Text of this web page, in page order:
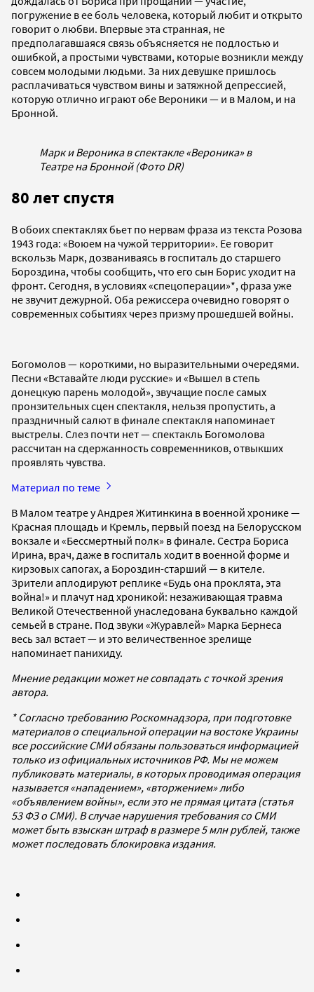
погружение в ее боль человека, который любит и открыто
говорит о любви. Впервые эта странная, не
предполагавшаяся связь объясняется не подлостью и
ошибкой, а простыми чувствами, которые возникли между
совсем молодыми людьми. За них девушке пришлось
расплачиваться чувством вины и затяжной депрессией,
которую отлично играют обе Вероники — и в Малом, и на
Бронной.
Марк и Вероника в спектакле «Вероника» в
Театре на Бронной (Фото DR)
80 лет спустя
В обоих спектаклях бьет по нервам фраза из текста Розова
1943 года: «Воюем на чужой территории». Ее говорит
вскользь Марк, дозваниваясь в госпиталь до старшего
Бороздина, чтобы сообщить, что его сын Борис уходит на
фронт. Сегодня, в условиях «спецоперации»*, фраза уже
не звучит дежурной. Оба режиссера очевидно говорят о
современных событиях через призму прошедшей войны.
Богомолов — короткими, но выразительными очередями.
Песни «Вставайте люди русские» и «Вышел в степь
донецкую парень молодой», звучащие после самых
пронзительных сцен спектакля, нельзя пропустить, а
праздничный салют в финале спектакля напоминает
выстрелы. Слез почти нет — спектакль Богомолова
рассчитан на сдержанность современников, отвыкших
проявлять чувства.
Материал по теме
В Малом театре у Андрея Житинкина в военной хронике —
Красная площадь и Кремль, первый поезд на Белорусском
вокзале и «Бессмертный полк» в финале. Сестра Бориса
Ирина, врач, даже в госпиталь ходит в военной форме и
кирзовых сапогах, а Бороздин-старший — в кителе.
Зрители аплодируют реплике «Будь она проклята, эта
война!» и плачут над хроникой: незаживающая травма
Великой Отечественной унаследована буквально каждой
семьей в стране. Под звуки «Журавлей» Марка Бернеса
весь зал встает — и это величественное зрелище
напоминает панихиду.
Мнение редакции может не совпадать с точкой зрения
автора.
* Согласно требованию Роскомнадзора, при подготовке
материалов о специальной операции на востоке Украины
все российские СМИ обязаны пользоваться информацией
только из официальных источников РФ. Мы не можем
публиковать материалы, в которых проводимая операция
называется «нападением», «вторжением» либо
«объявлением войны», если это не прямая цитата (статья
53 ФЗ о СМИ). В случае нарушения требования со СМИ
может быть взыскан штраф в размере 5 млн рублей, также
может последовать блокировка издания.